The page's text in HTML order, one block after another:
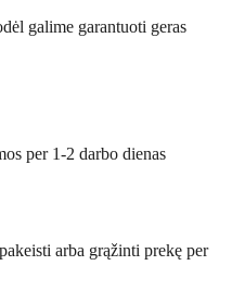
galime garantuoti geras
per 1-2 darbo dienas
arba grąžinti prekę per